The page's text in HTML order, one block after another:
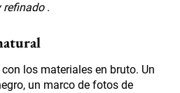
refinado.
los materiales en bruto. Un
un marco de fotos de